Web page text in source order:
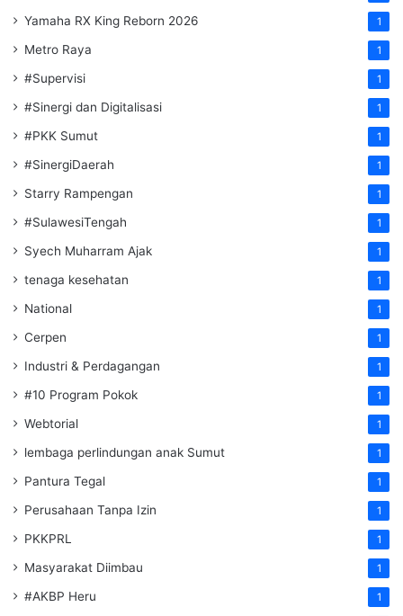
Yamaha RX King Reborn 2026 1
Metro Raya 1
#Supervisi 1
#Sinergi dan Digitalisasi 1
#PKK Sumut 1
#SinergiDaerah 1
Starry Rampengan 1
#SulawesiTengah 1
Syech Muharram Ajak 1
tenaga kesehatan 1
National 1
Cerpen 1
Industri & Perdagangan 1
#10 Program Pokok 1
Webtorial 1
lembaga perlindungan anak Sumut 1
Pantura Tegal 1
Perusahaan Tanpa Izin 1
PKKPRL 1
Masyarakat Diimbau 1
#AKBP Heru 1